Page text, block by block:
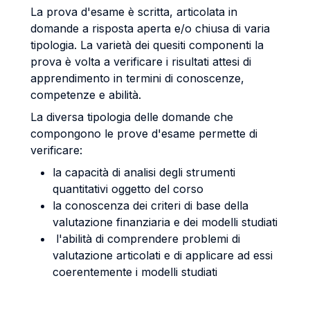
La prova d'esame è scritta, articolata in
domande a risposta aperta e/o chiusa di varia
tipologia. La varietà dei quesiti componenti la
prova è volta a verificare i risultati attesi di
apprendimento in termini di conoscenze,
competenze e abilità.
La diversa tipologia delle domande che
compongono le prove d'esame permette di
verificare:
la capacità di analisi degli strumenti
quantitativi oggetto del corso
la conoscenza dei criteri di base della
valutazione finanziaria e dei modelli studiati
l'abilità di comprendere problemi di
valutazione articolati e di applicare ad essi
coerentemente i modelli studiati